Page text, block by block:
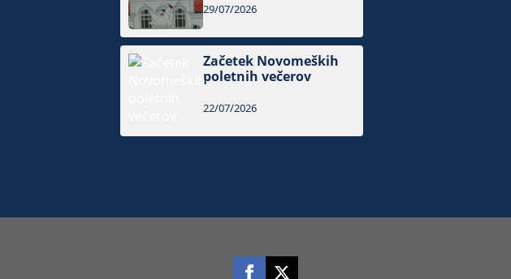
29/07/2026
Začetek Novomeških
poletnih večerov
22/07/2026